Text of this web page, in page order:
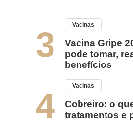
3
Vacinas
Vacina Gripe
pode tomar,
benefícios
4
Vacinas
Cobreiro: o
tratamentos e